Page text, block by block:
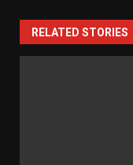
RELATED STORIES